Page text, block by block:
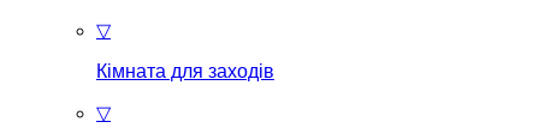
▽
Кімната для заходів
▽